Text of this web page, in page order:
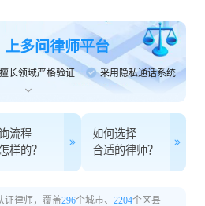
多问律师平台
擅长领域严格验证 采用隐私通话系统
流程
样的？
如何选择
合适的律师？
证律师，覆盖296个城市、 2204个区县